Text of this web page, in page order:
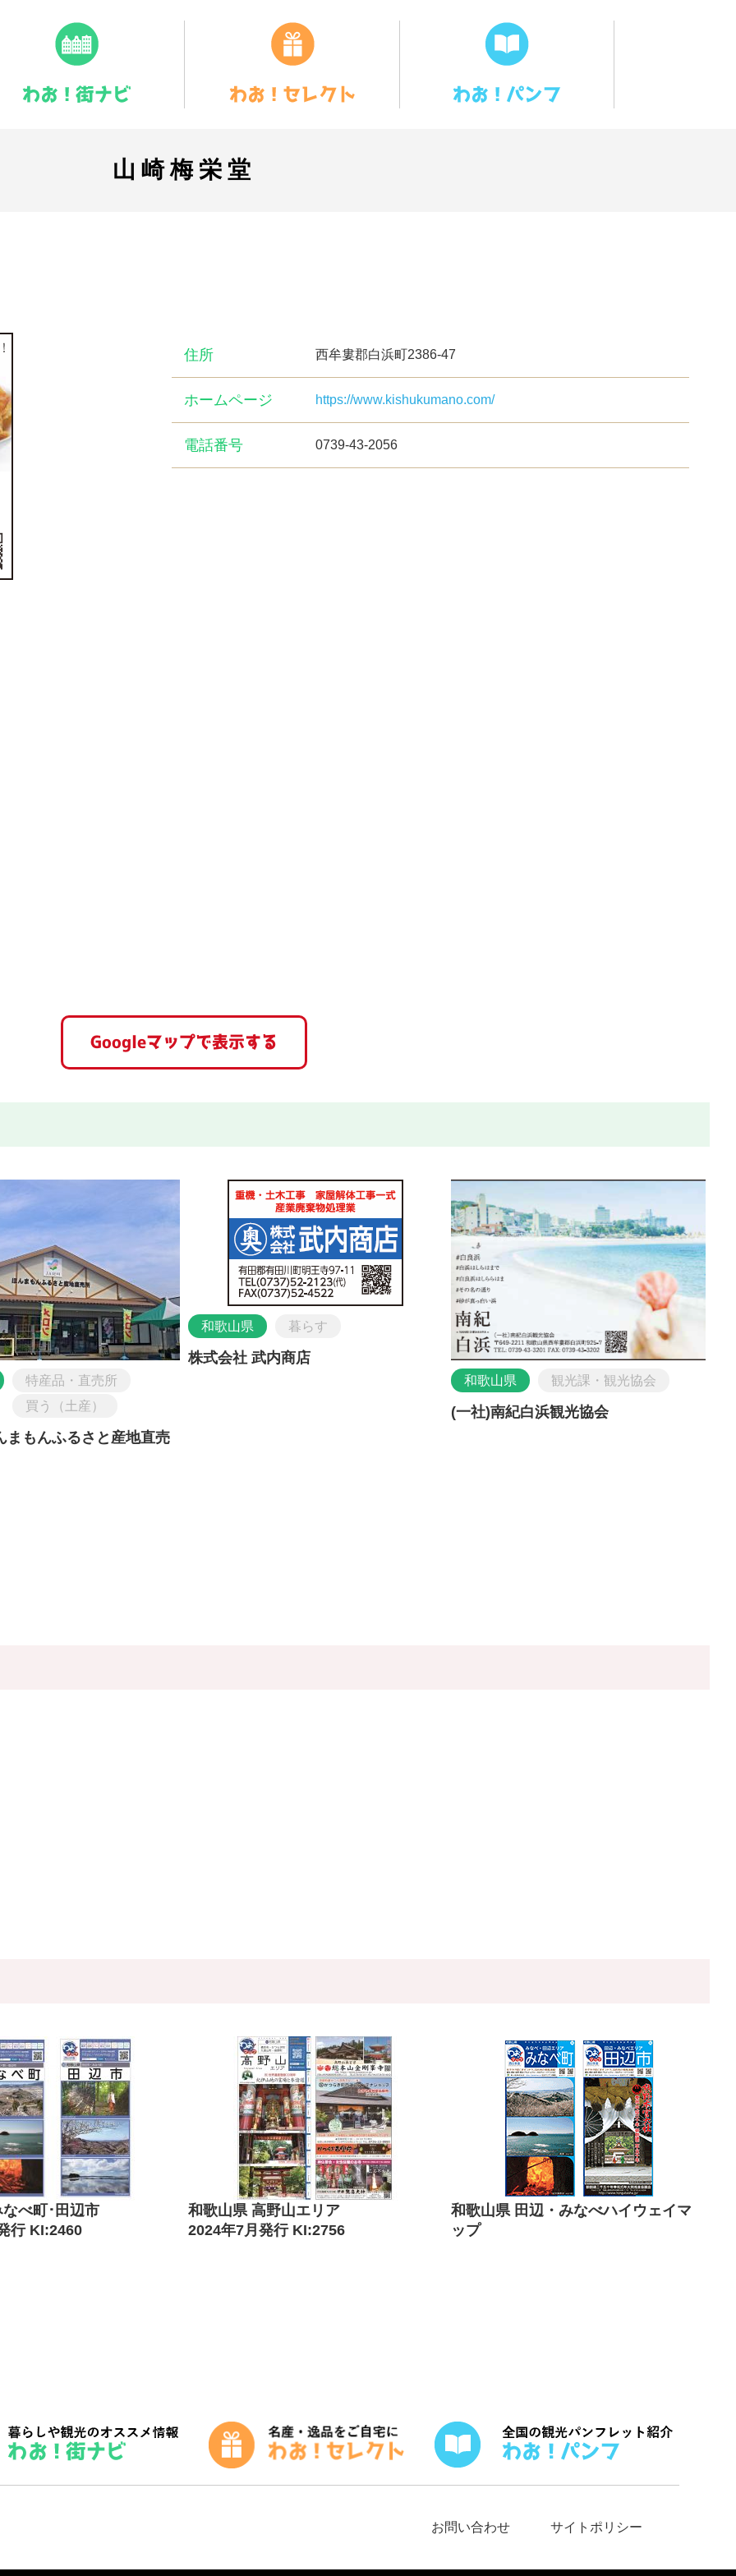
山崎梅栄堂
住所 西牟婁郡白浜町2386-47
ホームページ https://www.kishukumano.com/
電話番号 0739-43-2056
Googleマップで表示する
特産品・直売所
買う（土産）
まもんふるさと産地直売
和歌山県 暮らす
株式会社 武内商店
和歌山県 観光課・観光協会
(一社)南紀白浜観光協会
べ町･田辺市
行 KI:2460
和歌山県 高野山エリア
2024年7月発行 KI:2756
和歌山県 田辺・みなべハイウェイマ
ップ
お問い合わせ サイトポリシー